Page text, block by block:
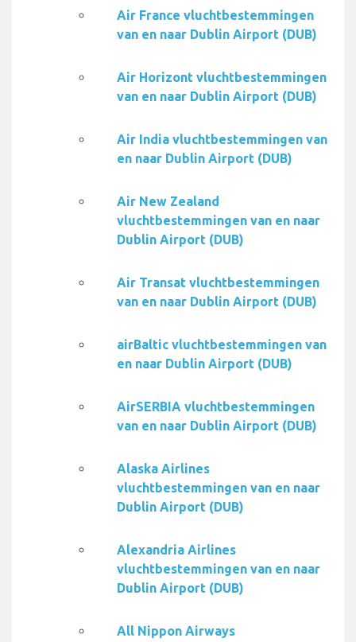
Air France vluchtbestemmingen
van en naar Dublin Airport (DUB)
Air Horizont vluchtbestemmingen
van en naar Dublin Airport (DUB)
Air India vluchtbestemmingen van
en naar Dublin Airport (DUB)
Air New Zealand
vluchtbestemmingen van en naar
Dublin Airport (DUB)
Air Transat vluchtbestemmingen
van en naar Dublin Airport (DUB)
airBaltic vluchtbestemmingen van
en naar Dublin Airport (DUB)
AirSERBIA vluchtbestemmingen
van en naar Dublin Airport (DUB)
Alaska Airlines
vluchtbestemmingen van en naar
Dublin Airport (DUB)
Alexandria Airlines
vluchtbestemmingen van en naar
Dublin Airport (DUB)
All Nippon Airways